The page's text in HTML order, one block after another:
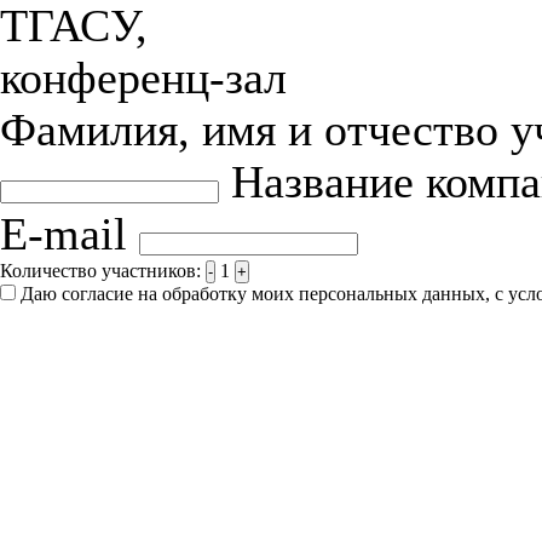
ТГАСУ,
конференц-зал
Фамилия, имя и отчество
Название
E-mail
Количество участников: - 1 +
Даю согласие на обработку моих персональных данных, с